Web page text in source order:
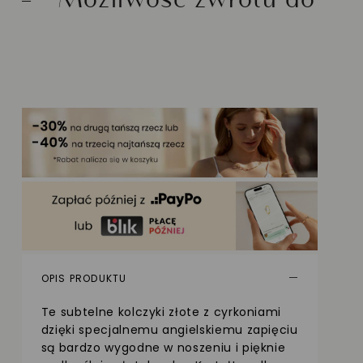
OPIS PRODUKTU
Te subtelne kolczyki złote z cyrkoniami
dzięki specjalnemu angielskiemu zapięciu
są bardzo wygodne w noszeniu i pięknie